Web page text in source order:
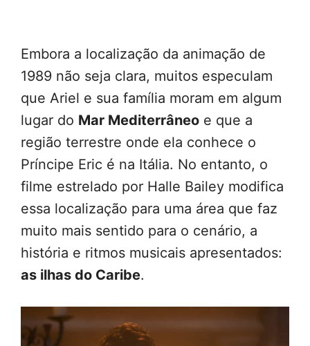
Embora a localização da animação de
1989 não seja clara, muitos especulam
que Ariel e sua família moram em algum
lugar do Mar Mediterrâneo e que a
região terrestre onde ela conhece o
Príncipe Eric é na Itália. No entanto, o
filme estrelado por Halle Bailey modifica
essa localização para uma área que faz
muito mais sentido para o cenário, a
história e ritmos musicais apresentados:
as ilhas do Caribe.